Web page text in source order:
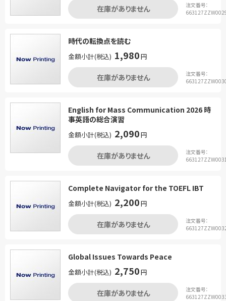
在庫がありません
注文番号：
時代の転換点を読む
金額小計(税込) 1,980円
在庫がありません
注文番号：
English for Mass Communication 2026 時
事英語の総合演習
金額小計(税込) 2,090円
在庫がありません
注文番号：
Complete Navigator for the TOEFL IBT
金額小計(税込) 2,200円
在庫がありません
注文番号：
Global Issues Towards Peace
金額小計(税込) 2,750円
在庫がありません
注文番号：